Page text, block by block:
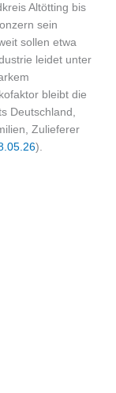
Altötting bis
sein
sollen etwa
leidet unter
bleibt die
Deutschland,
Zulieferer
).